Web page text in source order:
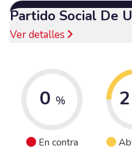
Partido Social De
Ver detalles
0 %
En contra